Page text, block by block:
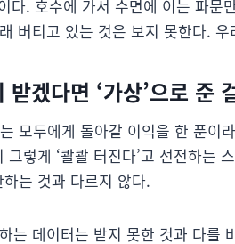
다. 호수에 가서 수면에 이는 파
버티고 있는 것은 보지 못한다.
받겠다면 ‘가상’으로 준
모두에게 돌아갈 이익을 한 푼이
그렇게 ‘콸콸 터진다’고 선전하는
는 것과 다르지 않다.
는 데이터는 받지 못한 것과 다